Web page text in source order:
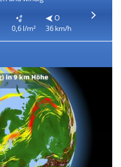
0,6 l/m²
O
36 km/h